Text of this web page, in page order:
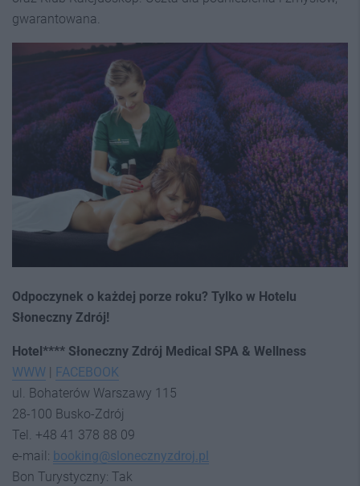
gwarantowana.
Odpoczynek o każdej porze roku? Tylko w Hotelu
Słoneczny Zdrój!
Hotel**** Słoneczny Zdrój Medical SPA & Wellness
WWW | FACEBOOK
ul. Bohaterów Warszawy 115
28-100 Busko-Zdrój
Tel. +48 41 378 88 09
e-mail: booking@slonecznyzdroj.pl
Bon Turystyczny: Tak